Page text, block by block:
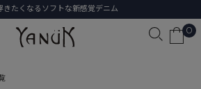
きたくなるソフトな新感覚デニム
0